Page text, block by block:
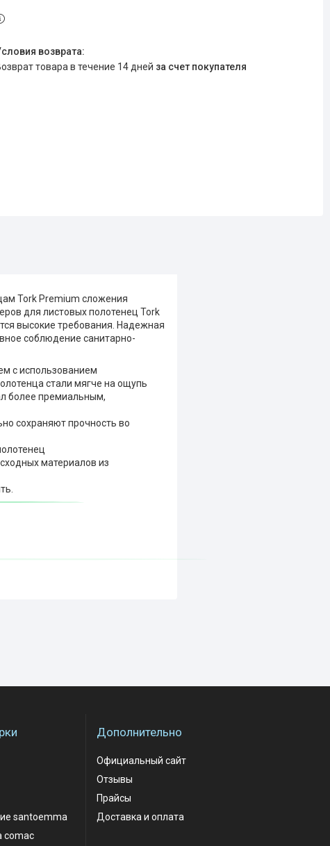
возврат товара в течение 14 дней за счет покупателя
Tork Premium сложения
для листовых полотенец Tork
высокие требования. Надежная
соблюдение санитарно-
c использованием
стали мягче на ощупь
более премиальным,
сохраняют прочность во
материалов из
santoemma
comac
Дополнительно
Официальный сайт
Отзывы
Прайсы
Доставка и оплата